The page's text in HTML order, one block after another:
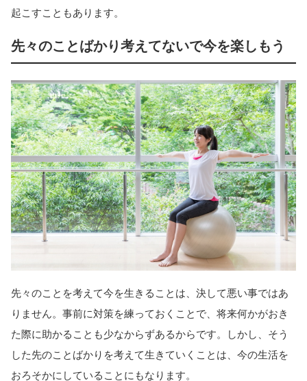
起こすこともあります。
先々のことばかり考えてないで今を楽しもう
先々のことを考えて今を生きることは、決して悪い事ではあ
りません。事前に対策を練っておくことで、将来何かがおき
た際に助かることも少なからずあるからです。しかし、そう
した先のことばかりを考えて生きていくことは、今の生活を
おろそかにしていることにもなります。